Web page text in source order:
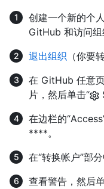
创建一个新的个
GitHub 和访问组
退出组织 （你要
在 GitHub 任意
片，然后单击“
在边栏的
****。
在“转换帐户”部
查看警告，然后